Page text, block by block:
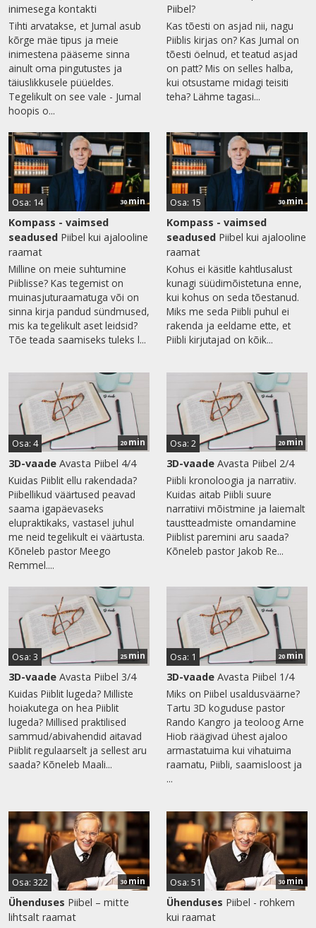
inimesega kontakti
Tihti arvatakse, et Jumal asub
kõrge mäe tipus ja meie
inimestena pääseme sinna
ainult oma pingutustes ja
täiuslikkusele püüeldes.
Tegelikult on see vale - Jumal
hoopis o...
Piibel?
Kas tõesti on asjad nii, nagu
Piiblis kirjas on? Kas Jumal on
tõesti öelnud, et teatud asjad
on patt? Mis on selles halba,
kui otsustame midagi teisiti
teha? Lähme tagasi...
30min
Osa: 14
Kompass - vaimsed
seadused Piibel kui ajalooline
raamat
Milline on meie suhtumine
Piiblisse? Kas tegemist on
muinasjuturaamatuga või on
sinna kirja pandud sündmused,
mis ka tegelikult aset leidsid?
Tõe teada saamiseks tuleks l...
30min
Osa: 15
Kompass - vaimsed
seadused Piibel kui ajalooline
raamat
Kohus ei käsitle kahtlusalust
kunagi süüdimõistetuna enne,
kui kohus on seda tõestanud.
Miks me seda Piibli puhul ei
rakenda ja eeldame ette, et
Piibli kirjutajad on kõik...
20 min
Osa: 4
3D-vaade Avasta Piibel 4/4
Kuidas Piiblit ellu rakendada?
Piibellikud väärtused peavad
saama igapäevaseks
elupraktikaks, vastasel juhul
me neid tegelikult ei väärtusta.
Kõneleb pastor Meego
Remmel....
20 min
Osa: 2
3D-vaade Avasta Piibel 2/4
Piibli kronoloogia ja narratiiv.
Kuidas aitab Piibli suure
narratiivi mõistmine ja laiemalt
taustteadmiste omandamine
Piiblist paremini aru saada?
Kõneleb pastor Jakob Re...
25 min
Osa: 3
3D-vaade Avasta Piibel 3/4
Kuidas Piiblit lugeda? Milliste
hoiakutega on hea Piiblit
lugeda? Millised praktilised
sammud/abivahendid aitavad
Piiblit regulaarselt ja sellest aru
saada? Kõneleb Maali...
20 min
Osa: 1
3D-vaade Avasta Piibel 1/4
Miks on Piibel usaldusväärne?
Tartu 3D koguduse pastor
Rando Kangro ja teoloog Arne
Hiob räägivad ühest ajaloo
armastatuima kui vihatuima
raamatu, Piibli, saamisloost ja
...
30 min
Osa: 322
Ühenduses Piibel – mitte
lihtsalt raamat
30 min
Osa: 51
Ühenduses Piibel - rohkem
kui raamat